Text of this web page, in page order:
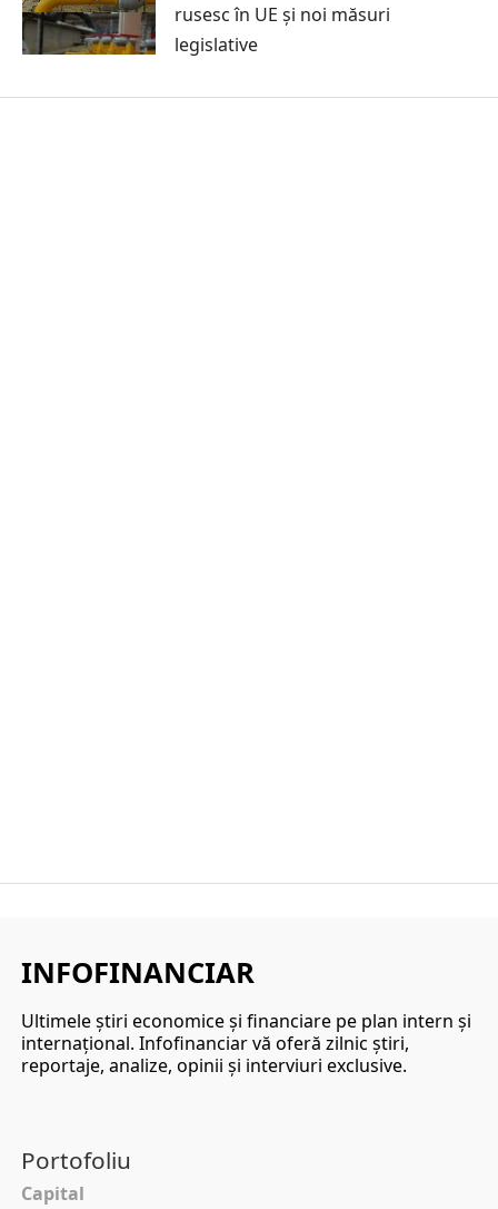
rusesc în UE și noi măsuri
legislative
INFOFINANCIAR
Ultimele ştiri economice şi financiare pe plan intern şi
internaţional. Infofinanciar vă oferă zilnic ştiri,
reportaje, analize, opinii şi interviuri exclusive.
Portofoliu
Capital